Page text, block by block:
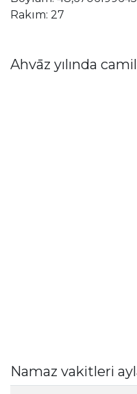
Rakım: 27
Ahvāz yılında
Namaz vakitleri